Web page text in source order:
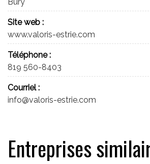
Site web :
www.valoris-estrie.com
Téléphone :
819 560-8403
Courriel :
info@valoris-estrie.com
Entreprises